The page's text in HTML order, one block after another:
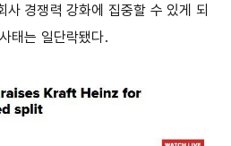
사 경쟁력 강화에 집중할 수 있게 되
태는 일단락됐다.